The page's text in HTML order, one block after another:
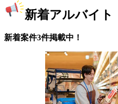
新着アルバイト
新着案件3件掲載中！